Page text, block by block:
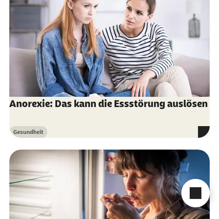
Medizinprodukte (Abruf vom 18.03.2026):
ICD-
10-GM Version 2025
Bundesinstitut für Öffentliche Gesundheit
(Abruf vom 18.03.2026):Binge-Eating-
Störung
Deutsche Gesellschaft für Ernährung e. V.
Wie viel Energie
braucht der Mensch?
Deutsche Gesellschaft für Psychosomatische
Medizin und Ärztliche Psychotherapie e. V.
(Abruf vom 18.03.2026):S3-Leitlinie
Diagnostik und Behandlung der
Essstörungen
Anorexie: Das kann die Essstörung auslösen
Kategorie
Gesundheit